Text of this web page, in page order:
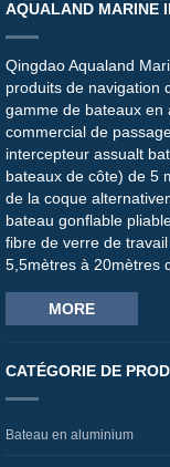
AQUALAND MARINE
Qingdao Aqualand
produits de navigation
gamme de bateaux en
commercial de
intercepteur assualt
bateaux de côte) de 5
de la coque
bateau gonflable
fibre de verre de
5,5mètres à 20mètres
MORE
CATÉGORIE DE
Bateau en aluminium